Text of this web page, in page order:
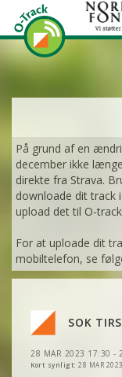
På grund af en
december ikke
direkte fra Strava.
downloade dit track
upload det til O-
For at uploade dit
mobiltelefon, se
SOK
28 MAR 2023 17:30 -
Kort synligt: 28 MAR
VIS
VIS
VIS
VIS
VIS
VIS
VIS
VIS
VIS
VIS
VIS
VIS
VIS
VIS
VIS
VIS